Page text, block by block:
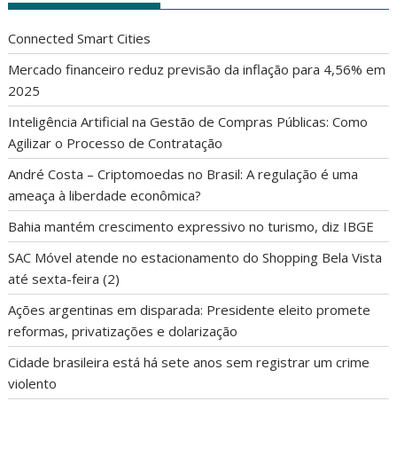
Connected Smart Cities
Mercado financeiro reduz previsão da inflação para 4,56% em
2025
Inteligência Artificial na Gestão de Compras Públicas: Como
Agilizar o Processo de Contratação
André Costa – Criptomoedas no Brasil: A regulação é uma
ameaça à liberdade econômica?
Bahia mantém crescimento expressivo no turismo, diz IBGE
SAC Móvel atende no estacionamento do Shopping Bela Vista
até sexta-feira (2)
Ações argentinas em disparada: Presidente eleito promete
reformas, privatizações e dolarização
Cidade brasileira está há sete anos sem registrar um crime
violento